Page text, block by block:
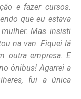
e fazer cursos.
que eu estava
Mas insisti
na van. Fiquei lá
outra empresa. E
ônibus! Agarrei a
fui a única